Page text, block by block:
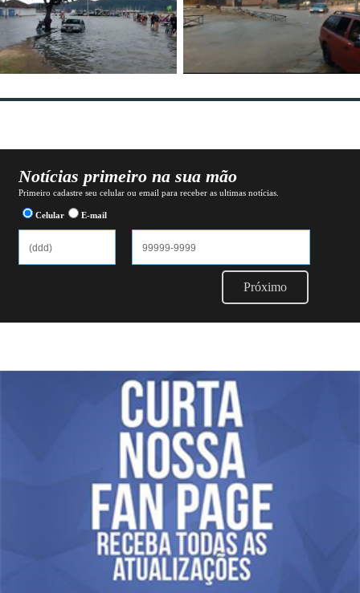
Notícias primeiro na sua mão
Primeiro cadastre seu celular ou email para receber as ultimas notícias.
Celular E-mail
Próximo